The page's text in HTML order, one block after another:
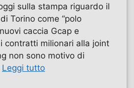
sulla stampa riguardo il
Torino come “polo
caccia Gcap e
contratti milionari alla joint
non sono motivo di
Leggi tutto